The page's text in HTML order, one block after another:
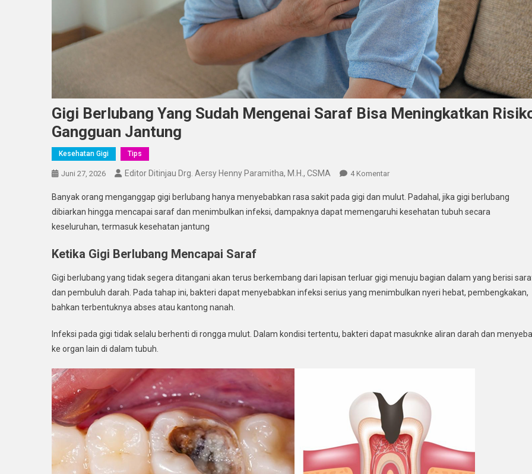
Gigi Berlubang Yang Sudah Mengenai Saraf Bisa Meningkatkan
Gangguan Jantung
Kesehatan Gigi Tips
Juni 27, 2026 Editor Ditinjau Drg. Aersy Henny Paramitha, M.H., CSMA 4 KomentarPada
Berlubang
Yang
Meningkatkan
Risiko
Banyak orang menganggap gigi berlubang hanya menyebabkan rasa sakit pada gigi dan mulut. Padahal, jika gigi berlubang
dibiarkan hingga mencapai saraf dan menimbulkan infeksi, dampaknya dapat memengaruhi kesehatan tubuh secara
keseluruhan, termasuk kesehatan jantung
Ketika Gigi Berlubang Mencapai Saraf
Gigi berlubang yang tidak segera ditangani akan terus berkembang dari lapisan terluar gigi menuju bagian dalam yang berisi
dan pembuluh darah. Pada tahap ini, bakteri dapat menyebabkan infeksi serius yang menimbulkan nyeri hebat, pembengkakan,
bahkan terbentuknya abses atau kantong nanah.
Infeksi pada gigi tidak selalu berhenti di rongga mulut. Dalam kondisi tertentu, bakteri dapat masuknke aliran darah dan
ke organ lain di dalam tubuh.